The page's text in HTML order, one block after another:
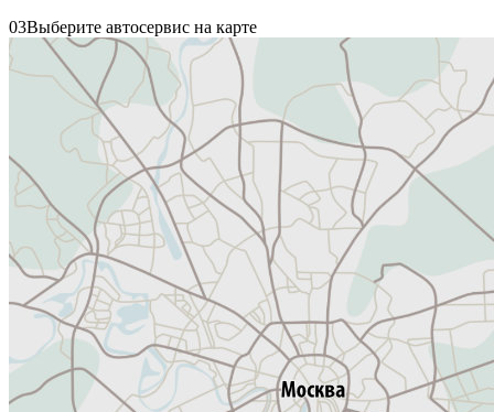
03Выберите автосервис на карте